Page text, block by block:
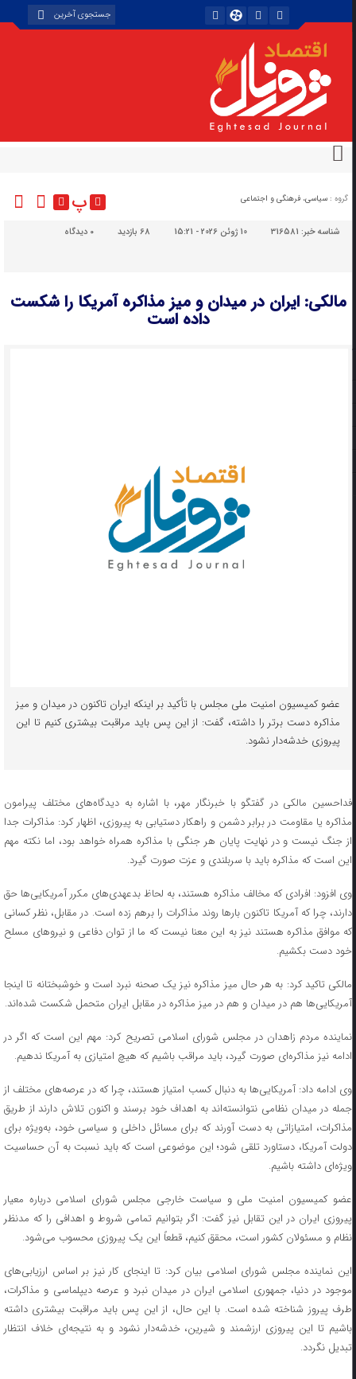
گروه : سیاسی، فرهنگی و اجتماعی پ
شناسه خبر:316581 10 ژوئن 2026 - 15:21 68 بازدید دیدگاه
مالکی: ایران در میدان و میز مذاکره آمریکا را شکست
داده است
عضو کمیسیون امنیت ملی مجلس با تأکید بر اینکه ایران تاکنون در میدان و میز
مذاکره دست برتر را داشته، گفت: از این پس باید مراقبت بیشتری کنیم تا این
پیروزی خدشه‌دار نشود.
فداحسین مالکی در گفتگو با خبرنگار مهر، با اشاره به دیدگاه‌های مختلف پیرامون
مذاکره یا مقاومت در برابر دشمن و راهکار دستیابی به پیروزی، اظهار کرد: مذاکرات جدا
از جنگ نیست و در نهایت پایان هر جنگی با مذاکره همراه خواهد بود، اما نکته مهم
این است که مذاکره باید با سربلندی و عزت صورت گیرد.
وی افزود: افرادی که مخالف مذاکره هستند، به لحاظ بدعهدی‌های مکرر آمریکایی‌ها حق
دارند، چرا که آمریکا تاکنون بارها روند مذاکرات را برهم زده است. در مقابل، نظر کسانی
که موافق مذاکره هستند نیز به این معنا نیست که ما از توان دفاعی و نیروهای مسلح
خود دست بکشیم.
مالکی تاکید کرد: به هر حال میز مذاکره نیز یک صحنه نبرد است و خوشبختانه تا اینجا
آمریکایی‌ها هم در میدان و هم در میز مذاکره در مقابل ایران متحمل شکست شده‌اند.
نماینده مردم زاهدان در مجلس شورای اسلامی تصریح کرد: مهم این است که اگر در
ادامه نیز مذاکره‌ای صورت گیرد، باید مراقب باشیم که هیچ امتیازی به آمریکا ندهیم.
وی ادامه داد: آمریکایی‌ها به دنبال کسب امتیاز هستند، چرا که در عرصه‌های مختلف از
جمله در میدان نظامی نتوانسته‌اند به اهداف خود برسند و اکنون تلاش دارند از طریق
مذاکرات، امتیازاتی به دست آورند که برای مسائل داخلی و سیاسی خود، به‌ویژه برای
دولت آمریکا، دستاورد تلقی شود؛ این موضوعی است که باید نسبت به آن حساسیت
ویژه‌ای داشته باشیم.
عضو کمیسیون امنیت ملی و سیاست خارجی مجلس شورای اسلامی درباره معیار
پیروزی ایران در این تقابل نیز گفت: اگر بتوانیم تمامی شروط و اهدافی را که مدنظر
نظام و مسئولان کشور است، محقق کنیم، قطعاً این یک پیروزی محسوب می‌شود.
این نماینده مجلس شورای اسلامی بیان کرد: تا اینجای کار نیز بر اساس ارزیابی‌های
موجود در دنیا، جمهوری اسلامی ایران در میدان نبرد و عرصه دیپلماسی و مذاکرات،
طرف پیروز شناخته شده است. با این حال، از این پس باید مراقبت بیشتری داشته
باشیم تا این پیروزی ارزشمند و شیرین، خدشه‌دار نشود و به نتیجه‌ای خلاف انتظار
تبدیل نگردد.